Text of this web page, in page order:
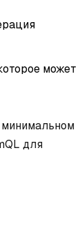
может
минимальном
для